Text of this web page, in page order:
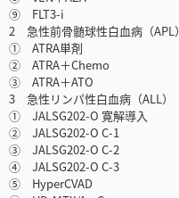
⑨ FLT3-i
2 急性前骨髄球性白血病（APL）
① ATRA単剤
② ATRA＋Chemo
③ ATRA＋ATO
3 急性リンパ性白血病（ALL）
① JALSG202-O 寛解導入
② JALSG202-O C-1
③ JALSG202-O C-2
④ JALSG202-O C-3
⑤ HyperCVAD